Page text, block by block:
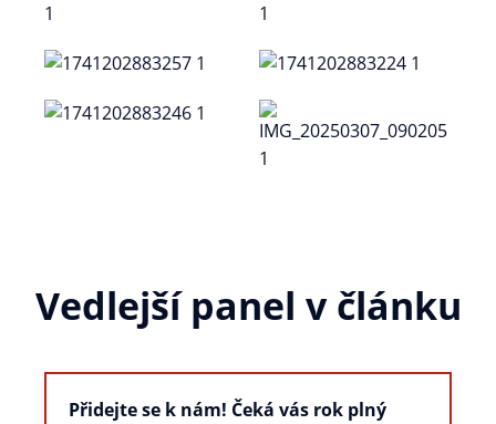
Vedlejší panel v článku
Přidejte se k nám! Čeká vás rok plný